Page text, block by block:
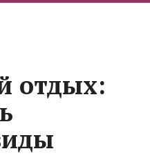
отдых: